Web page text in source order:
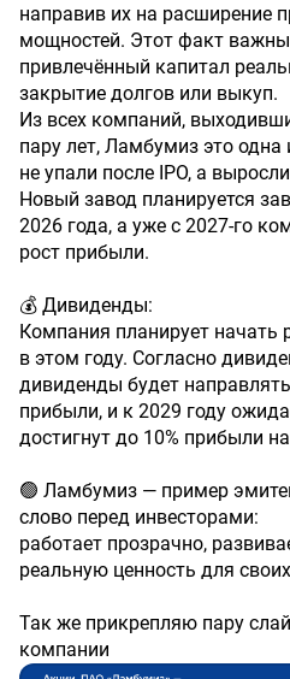
направив их на расширение
мощностей. Этот факт
привлечённый капитал
закрытие долгов или выкуп.
Из всех компаний,
пару лет, Ламбумиз это одна
не упали после IPO, а
Новый завод планируется
2026 года, а уже с 2027-го
рост прибыли.
💰 Дивиденды:
Компания планирует начать
в этом году. Согласно
дивиденды будет
прибыли, и к 2029 году
достигнут до 10% прибыли
🟢 Ламбумиз — пример
слово перед инвесторами:
работает прозрачно,
реальную ценность для
Так же прикрепляю пару
компании